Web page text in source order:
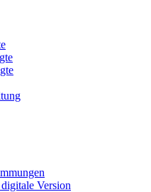
Version